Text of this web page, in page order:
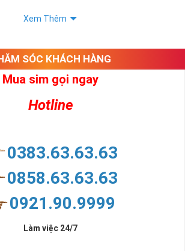
thế của mình.
cấp - Số Doanh nhân"
có ý nghĩa gì?
số 9 năm đuôi số điện thoại ví như rồng cuộn,
chí xây dựng lăng tẩm, vua chúa tiêu biểu
Xem Thêm
SÓC KHÁCH HÀNG
Mua sim gọi ngay
Hotline
0383.63.63.63
0858.63.63.63
0921.90.9999
Làm việc 24/7